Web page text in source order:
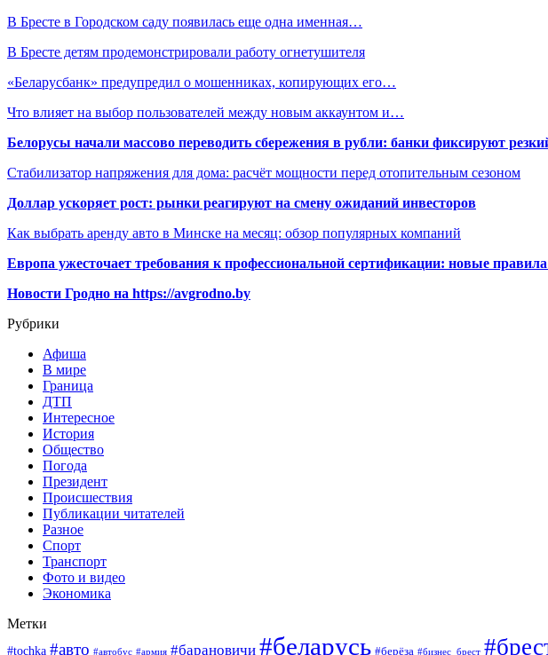
В Бресте в Городском саду появилась еще одна именная…
В Бресте детям продемонстрировали работу огнетушителя
«Беларусбанк» предупредил о мошенниках, копирующих его…
Что влияет на выбор пользователей между новым аккаунтом и…
Белорусы начали массово переводить сбережения в рубли: банки фиксируют
Стабилизатор напряжения для дома: расчёт мощности перед отопительным сезоном
Доллар ускоряет рост: рынки реагируют на смену ожиданий инвесторов
Как выбрать аренду авто в Минске на месяц: обзор популярных компаний
Европа ужесточает требования к профессиональной сертификации: новые
Новости Гродно на https://avgrodno.by
Рубрики
Афиша
В мире
Граница
ДТП
Интересное
История
Общество
Погода
Президент
Происшествия
Публикации читателей
Разное
Спорт
Транспорт
Фото и видео
Экономика
Метки
#tochka #авто #автобус #армия #барановичи #беларусь #берёза #бизнес_брест